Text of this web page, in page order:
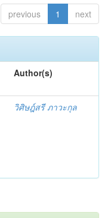
previous 1 next
Author(s)
วิศิษฎ์สรี ภาวะกุล